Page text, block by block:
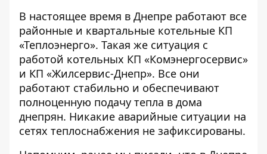
В настоящее время в Днепре работают все
районные и квартальные котельные КП
«Теплоэнерго». Такая же ситуация с
работой котельных КП «Комэнергосервис»
и КП «Жилсервис-Днепр». Все они
работают стабильно и обеспечивают
полноценную подачу тепла в дома
днепрян. Никакие аварийные ситуации на
сетях теплоснабжения не зафиксированы.